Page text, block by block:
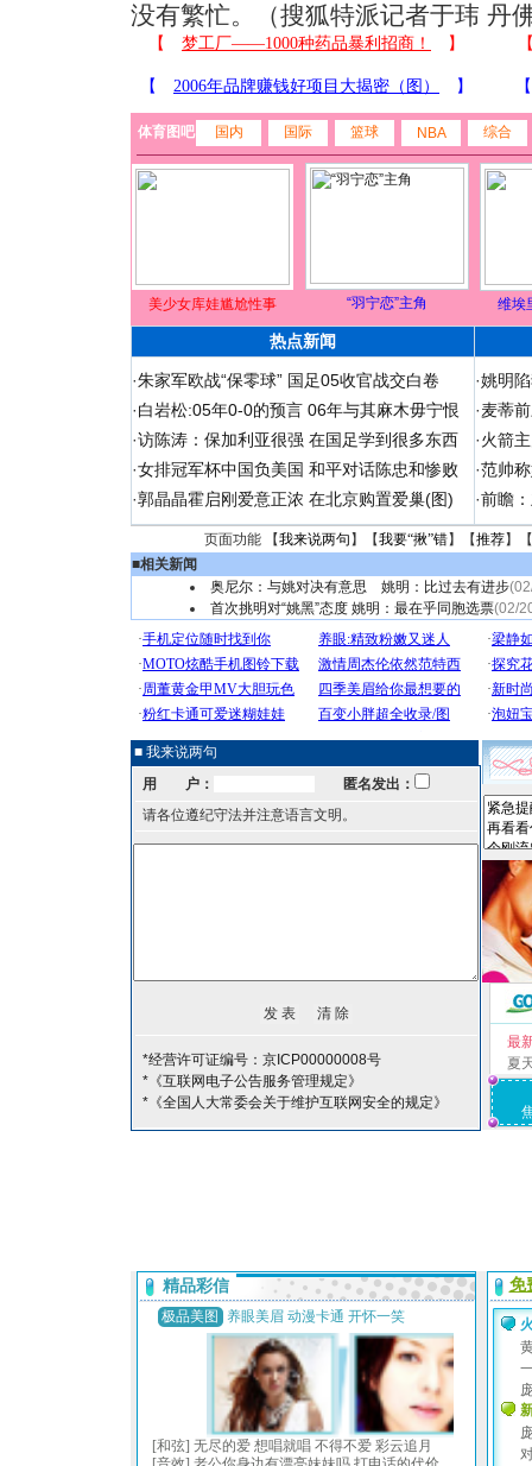
没有繁忙。（搜狐特派记者于玮 丹
体育图吧 国内 国际 篮球 NBA 综合
美少女库娃尴尬性事 “羽宁恋”主角 维埃
热点新闻
·朱家军欧战“保零球” 国足05收官战交白卷
·白岩松:05年0-0的预言 06年与其麻木毋宁恨
·访陈涛：保加利亚很强 在国足学到很多东西
·女排冠军杯中国负美国 和平对话陈忠和惨败
·郭晶晶霍启刚爱意正浓 在北京购置爱巢(图)
·姚明
·麦蒂
·火箭
·范帅
·前瞻
页面功能 【我来说两句 】【我要“揪”错】【推荐】
■相关新闻
奥尼尔：与姚对决有意思 姚明：比过去有进步
首次挑明对“姚黑”态度 姚明：最在乎同胞选票(02/
■ 我来说两句
用 户：
匿名发出：
请各位遵纪守法并注意语言文明。
*经营许可证编号：京ICP00000008号
*《互联网电子公告服务管理规定》
*《全国人大常委会关于维护互联网安全的规定》
最
夏